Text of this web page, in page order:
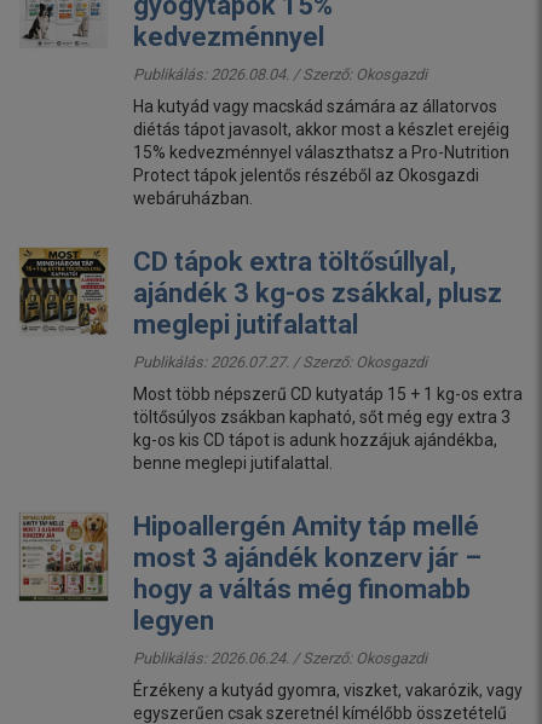
kedvezménnyel
Publikálás: 2026.08.04. / Szerző: Okosgazdi
Ha kutyád vagy macskád számára az állatorvos
diétás tápot javasolt, akkor most a készlet erejéig
15% kedvezménnyel választhatsz a Pro-Nutrition
Protect tápok jelentős részéből az Okosgazdi
webáruházban.
CD tápok extra töltősúllyal,
ajándék 3 kg-os zsákkal, plusz
meglepi jutifalattal
Publikálás: 2026.07.27. / Szerző: Okosgazdi
Most több népszerű CD kutyatáp 15 + 1 kg-os extra
töltősúlyos zsákban kapható, sőt még egy extra 3
kg-os kis CD tápot is adunk hozzájuk ajándékba,
benne meglepi jutifalattal.
Hipoallergén Amity táp mellé
most 3 ajándék konzerv jár –
hogy a váltás még finomabb
legyen
Publikálás: 2026.06.24. / Szerző: Okosgazdi
Érzékeny a kutyád gyomra, viszket, vakarózik, vagy
egyszerűen csak szeretnél kímélőbb összetételű